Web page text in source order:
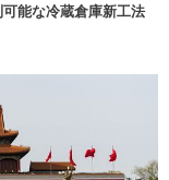
可能な冷蔵倉庫新工法